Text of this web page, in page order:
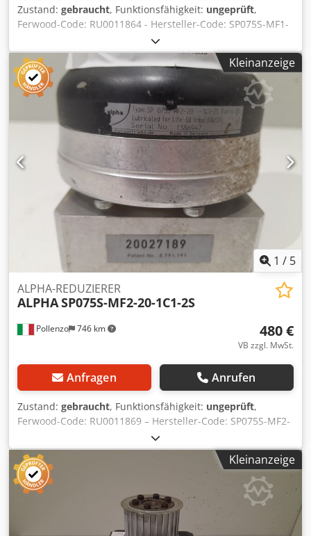
Zustand: gebraucht, Funktionsfähigkeit: ungeprüft,
Ferwood-Code: RU0011864 - Hersteller-Code: SP075S-MF1-
10-1C1-2S - Zustand: Gebraucht - Funktion: Ungeprüft -
Kompatible Maschine: - Bei Interesse bieten wir einen
Überholungsservice an, kontaktieren Sie uns. 3,5KG
20X20X20 Credpfx Aeymd Auok Hsf
Kleinanzeige
1 / 5
Pollenzo 746 km
ALPHA-REDUZIERER
ALPHASP075S-MF2-20-1C1-2S
480 €
VB zzgl. MwSt.
Anfragen Anrufen
Zustand: gebraucht, Funktionsfähigkeit: ungeprüft,
Ferwood-Code: RU0011869 – Hersteller-Code: SP075S-MF2-
20-1C1-2S – Zustand: Gebraucht – Funktion: Nicht geprüft –
Kompatible Maschine: – Bei Interesse bieten wir einen
Überholungsservice an, kontaktieren Sie uns. 4KG
36X26X21 Crodpfx Akjymd Iwo Hjf
Kleinanzeige